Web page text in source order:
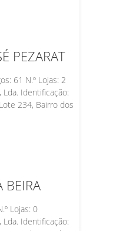
PEZARAT
61 N.º Lojas: 2
Lda. Identificação:
234, Bairro dos
BEIRA
Lojas: 0
Lda. Identificação: